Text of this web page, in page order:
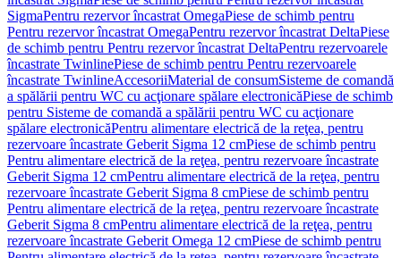
SigmaPentru rezervor încastrat OmegaPiese de schimb pentru
Pentru rezervor încastrat OmegaPentru rezervor încastrat DeltaPiese
de schimb pentru Pentru rezervor încastrat DeltaPentru rezervoarele
încastrate TwinlinePiese de schimb pentru Pentru rezervoarele
încastrate TwinlineAccesoriiMaterial de consumSisteme de comandă
a spălării pentru WC cu acţionare spălare electronicăPiese de schimb
pentru Sisteme de comandă a spălării pentru WC cu acţionare
spălare electronicăPentru alimentare electrică de la reţea, pentru
rezervoare încastrate Geberit Sigma 12 cmPiese de schimb pentru
Pentru alimentare electrică de la reţea, pentru rezervoare încastrate
Geberit Sigma 12 cmPentru alimentare electrică de la reţea, pentru
rezervoare încastrate Geberit Sigma 8 cmPiese de schimb pentru
Pentru alimentare electrică de la reţea, pentru rezervoare încastrate
Geberit Sigma 8 cmPentru alimentare electrică de la reţea, pentru
rezervoare încastrate Geberit Omega 12 cmPiese de schimb pentru